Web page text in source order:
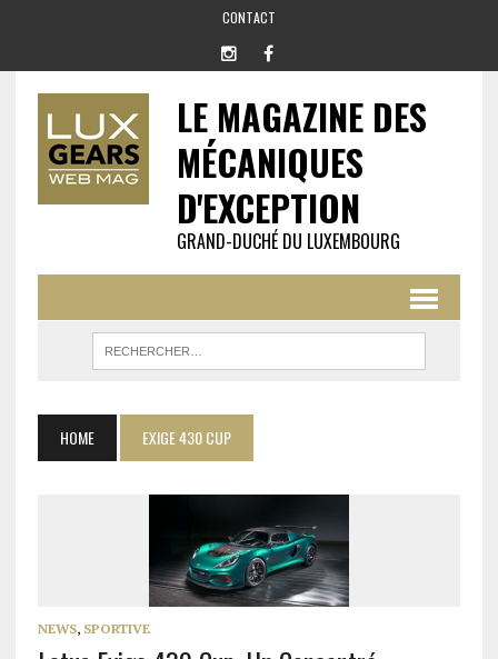
CONTACT
LE MAGAZINE DES
MÉCANIQUES
D'EXCEPTION
GRAND-DUCHÉ DU LUXEMBOURG
HOME EXIGE 430 CUP
NEWS, SPORTIVE